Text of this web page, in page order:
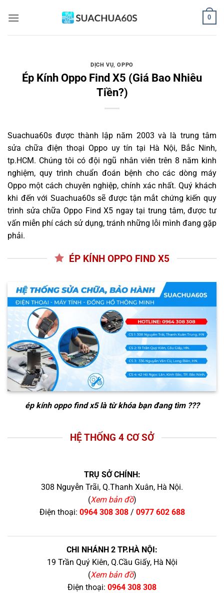
qua
0
DỊCH VỤ,OPPO
Ép Kính Oppo Find X5 (Giá Bao Nhiêu
Tiền?)
Suachua60s được thành lập năm 2003 và là trung tâm
sửa chữa điện thoại Oppo uy tín tại Hà Nội, Bắc Ninh,
tp.HCM. Chúng tôi có đội ngũ nhân viên trên 8 năm kinh
nghiệm, quy trình chuẩn đoán bệnh cho các dòng máy
Oppo một cách chuyên nghiệp, chính xác nhất. Quý khách
khi đến với Suachua60s sẽ được tận mắt chứng kiến quy
trình sửa chữa Oppo Find X5 ngay tại trung tâm, được tư
vấn miễn phí cách sử dụng, tránh những lỗi mình đang gặp
phải.
ÉP KÍNH OPPO FIND X5
ép kính oppo find x5là từ khóa bạn đang tìm ???
HỆ THỐNG 4 CƠ SỞ
TRỤ SỞ CHÍNH:
308 Nguyễn Trãi, Q.Thanh Xuân, Hà Nội.
(Xem bản đồ)
Điện thoại: 0964 308 308/ 0977 602 688
CHI NHÁNH 2 TP.HÀ NỘI:
19 Trần Quý Kiên, Q.Cầu Giấy, Hà Nội
(Xem bản đồ)
Điện thoại: 0964 308 308